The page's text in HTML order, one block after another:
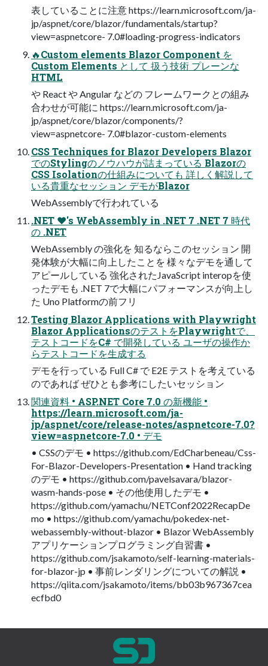
表していることに注意 https://learn.microsoft.com/ja-
jp/aspnet/core/blazor/fundamentals/startup?
view=aspnetcore- 7.0#loading-progress-indicators
🔥Custom elements Blazor Component を
Custom Elements として 扱う技術 プレーンな
HTML
や React や Angular などの フレームワークとの組み
合わせが可能に https://learn.microsoft.com/ja-
jp/aspnet/core/blazor/components/?
view=aspnetcore- 7.0#blazor-custom-elements
CSS Techniques for Blazor Developers Blazor
でのStylingのノウハウが詰まっている Blazorの
CSS Isolationの仕組みについても 詳しく解説して
いる貴重なセッション デモがBlazor
WebAssemblyで行われている
.NET ❤️'s WebAssembly in .NET 7 .NET 7 時代
の .NET
WebAssembly の強化を 知るならこのセッション 開
発体験が大幅に向上したことを 様々なデモを通して
アピールしている 強化されたJavaScript interopを使
ったデモも .NET 7で大幅にパフォーマンスが向上し
た Uno Platformの前フリ
Testing Blazor Applications with Playwright
Blazor ApplicationsのテストをPlaywrightで、
テストコードをC# で開発している ユーザの操作か
らテストコードを生成する
デモを行っている Full C# で E2E テストを考えている
のであれば ぜひとも参考にしたいセッション
関連資料 • ASP.NET Core 7.0 の新機能 •
https://learn.microsoft.com/ja-
jp/aspnet/core/release-notes/aspnetcore-7.0?
view=aspnetcore-7.0 • デモ
• CSSのデモ • https://github.com/EdCharbeneau/Css-
For-Blazor-Developers-Presentation • Hand tracking
のデモ • https://github.com/pavelsavara/blazor-
wasm-hands-pose • その他使用したデモ •
https://github.com/yamachu/NETConf2022RecapDe
mo • https://github.com/yamachu/pokedex-net-
webassembly-without-blazor • Blazor WebAssembly
アプリケーションプログラミング自習書 •
https://github.com/jsakamoto/self-learning-materials-
for-blazor-jp • 事前レンダリングについての解説 •
https://qiita.com/jsakamoto/items/bb03b967367cea
ecfbd0